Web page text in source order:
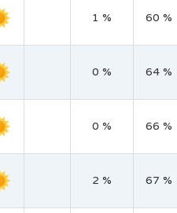
1 % 60 %
0 % 64 %
0 % 66 %
2 % 67 %